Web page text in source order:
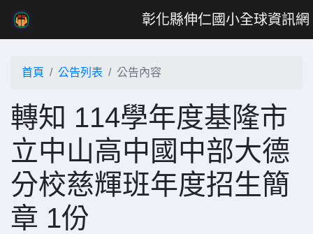
彰化縣伸仁國小全球資訊網
首頁 公告列表 公告內容
轉知 114學年度基隆市
立中山高中國中部大德
分校慈輝班年度招生簡
章 1份